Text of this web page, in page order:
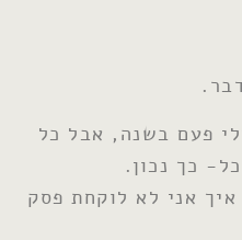
פעם בשנה, אבל כל
כך נכון.
אני לא לוקחת פסק